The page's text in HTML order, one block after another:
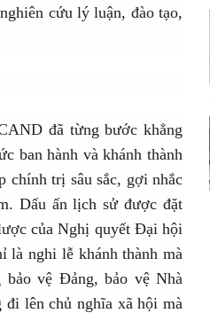
cứu lý luận, đào tạo,
đã từng bước khẳng
ban hành và khánh thành
chính trị sâu sắc, gợi nhắc
Dấu ấn lịch sử được đặt
của Nghị quyết Đại hội
là nghi lễ khánh thành mà
vệ Đảng, bảo vệ Nhà
lên chủ nghĩa xã hội mà